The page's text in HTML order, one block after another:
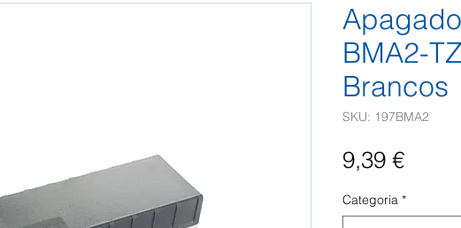
BMA2-
Brancos
SKU: 197BMA2
9,39 €Preço
Categoria *